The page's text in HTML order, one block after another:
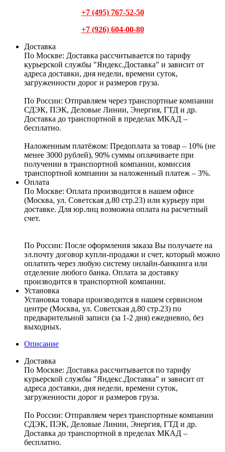
+7 (495) 767-52-50
+7 (926) 604-00-80
Доставка
По Москве: Доставка рассчитывается по тарифу
курьерской службы "Яндекс.Доставка" и зависит от
адреса доставки, дня недели, времени суток,
загруженности дорог и размеров груза.
По России: Отправляем через транспортные компании
СДЭК, ПЭК, Деловые Линии, Энергия, ГТД и др.
Доставка до транспортной в пределах МКАД –
бесплатно.
Наложенным платёжом: Предоплата за товар – 10% (не
менее 3000 рублей), 90% суммы оплачиваете при
получении в транспортной компании, комиссия
транспортной компании за наложенный платеж – 3%.
Оплата
По Москве: Оплата производится в нашем офисе
(Москва, ул. Советская д.80 стр.23) или курьеру при
доставке. Для юр.лиц возможна оплата на расчетный
счет.
По России: После оформления заказа Вы получаете на
эл.почту договор купли-продажи и счет, который можно
оплатить через любую систему онлайн-банкинга или
отделение любого банка. Оплата за доставку
производится в транспортной компании.
Установка
Установка товара производится в нашем сервисном
центре (Москва, ул. Советская д.80 стр.23) по
предварительной записи (за 1-2 дня) ежедневно, без
выходных.
Описание
Доставка
По Москве: Доставка рассчитывается по тарифу
курьерской службы "Яндекс.Доставка" и зависит от
адреса доставки, дня недели, времени суток,
загруженности дорог и размеров груза.
По России: Отправляем через транспортные компании
СДЭК, ПЭК, Деловые Линии, Энергия, ГТД и др.
Доставка до транспортной в пределах МКАД –
бесплатно.